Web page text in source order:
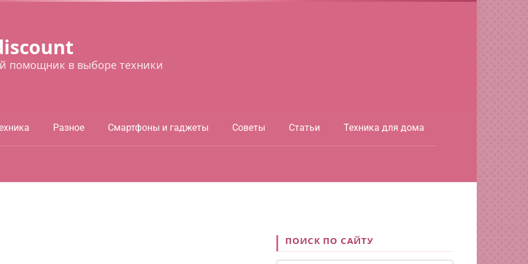
помощник в выборе техники
Разное Смартфоны и гаджеты Советы Статьи Техника для дома
ПОИСК ПО САЙТУ